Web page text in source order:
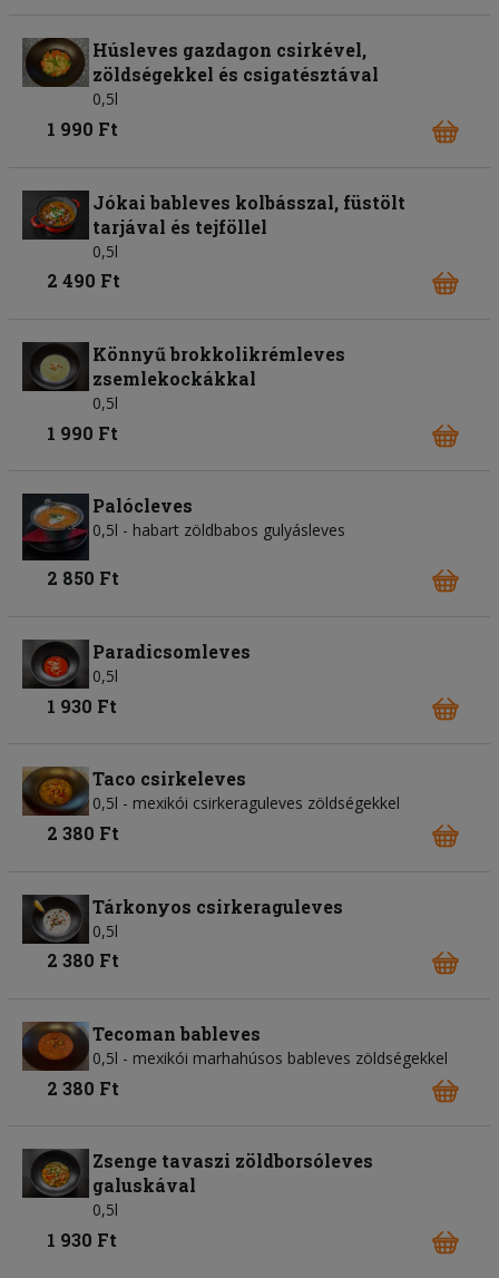
Húsleves gazdagon csirkével,
zöldségekkel és csigatésztával
0,5l
1 990 Ft
Jókai bableves kolbásszal, füstölt
tarjával és tejföllel
0,5l
2 490 Ft
Könnyű brokkolikrémleves
zsemlekockákkal
0,5l
1 990 Ft
Palócleves
0,5l - habart zöldbabos gulyásleves
2 850 Ft
Paradicsomleves
0,5l
1 930 Ft
Taco csirkeleves
0,5l - mexikói csirkeraguleves zöldségekkel
2 380 Ft
Tárkonyos csirkeraguleves
0,5l
2 380 Ft
Tecoman bableves
0,5l - mexikói marhahúsos bableves zöldségekkel
2 380 Ft
Zsenge tavaszi zöldborsóleves
galuskával
0,5l
1 930 Ft